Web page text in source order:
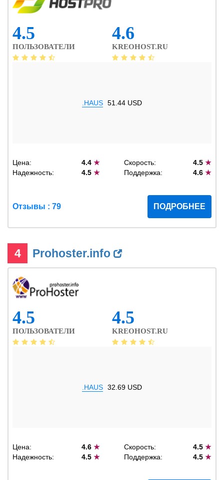
4.5
ПОЛЬЗОВАТЕЛИ
4.6
KREOHOST.RU
.HAUS 51.44 USD
Цена: 4.4★ Скорость: 4.5 ★
Надежность:
4.5★ Поддержка: 4.6 ★
Отзывы : 79 ПОДРОБНЕЕ
4 Prohoster.info
4.5
ПОЛЬЗОВАТЕЛИ
4.5
KREOHOST.RU
.HAUS 32.69 USD
Цена: 4.6★ Скорость: 4.5 ★
Надежность:
4.5★ Поддержка: 4.5 ★